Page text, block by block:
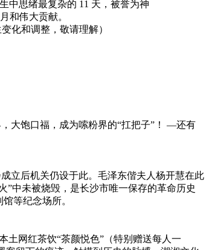
中思绪最复杂的 11 天，被誉为神
和伟大贡献。
化和调整，敬请理解）
大饱口福，成为嗦粉界的“扛把子”！ —还有
立后机关仍设于此。毛泽东偕夫人杨开慧在此
”中未被烧毁，是长沙市唯一保存的革命历史
等纪念场所。
土网红茶饮“茶颜悦色”（特别赠送每人一